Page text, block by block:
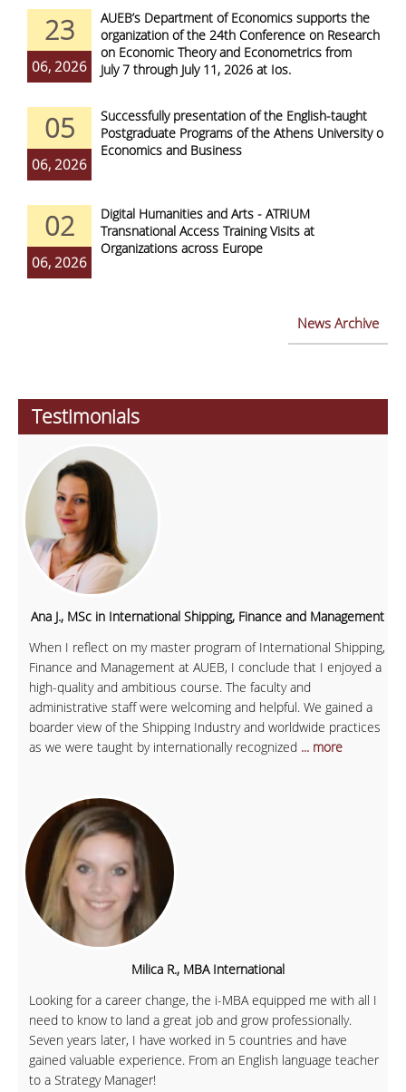
23
06, 2026
AUEB’s Department of Economics supports the
organization of the 24th Conference on Research
on Economic Theory and Econometrics from
July 7 through July 11, 2026 at Ios.
05
06, 2026
Successfully presentation of the English-taught
Postgraduate Programs of the Athens University of
Economics and Business
02
06, 2026
Digital Humanities and Arts - ATRIUM
Transnational Access Training Visits at
Organizations across Europe
News Archive
Testimonials
Ana J., MSc in International Shipping, Finance and Management
When I reflect on my master program of International Shipping,
Finance and Management at AUEB, I conclude that I enjoyed a
high-quality and ambitious course. The faculty and
administrative staff were welcoming and helpful. We gained a
boarder view of the Shipping Industry and worldwide practices
as we were taught by internationally recognized ... more
Milica R., MBA International
Looking for a career change, the i-MBA equipped me with all I
need to know to land a great job and grow professionally.
Seven years later, I have worked in 5 countries and have
gained valuable experience. From an English language teacher
to a Strategy Manager!